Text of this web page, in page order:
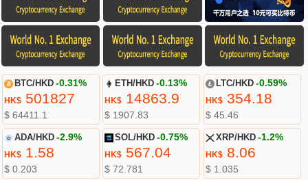
BTC/HKD -0.31%
HK$501827
$ 64411.1
ETH/HKD -0.13%
HK$ 14863.9
$ 1907.83
LTC/HKD -0.59%
HK$354.18
$ 45.46
ADA/HKD -2.9%
HK$1.58
$ 0.203
SOL/HKD -0.75%
HK$ 567.04
$ 72.781
XRP/HKD -1.2%
HK$8.06
$ 1.035